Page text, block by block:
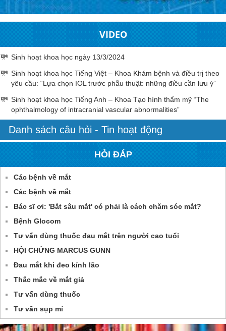
VIDEO
Sinh hoạt khoa học ngày 13/3/2024
Sinh hoạt khoa học Tiếng Việt – Khoa Khám bệnh và điều trị theo
yêu cầu: “Lựa chọn IOL trước phẫu thuật: những điều cần lưu ý”
Sinh hoạt khoa học Tiếng Anh – Khoa Tạo hình thẩm mỹ “The
ophthalmology of intracranial vascular abnormalities”
Danh sách câu hỏi - Tin hoạt động
HỎI ĐÁP
Các bệnh về mắt
Các bệnh về mắt
Bác sĩ ơi: 'Bắt sâu mắt' có phải là cách chăm sóc mắt?
Bệnh Glocom
Tư vấn dùng thuốc đau mắt trên người cao tuổi
HỘI CHỨNG MARCUS GUNN
Đau mắt khi đeo kính lão
Thắc mắc về mắt giả
Tư vấn dùng thuốc
Tư vấn sụp mí